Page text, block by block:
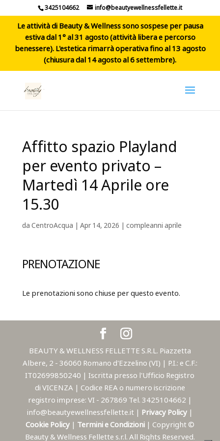
3425104662 info@beautyewellnessfellette.it
Le attività di Beauty & Wellness sono sospese per pausa
estiva dal 1° al 31 agosto (attività libera e percorso
benessere). L'estetica rimarrà operativa fino al 13 agosto
(chiusura dal 14 agosto al 6 settembre).
Affitto spazio Playland
per evento privato –
Martedì 14 Aprile ore
15.30
daCentroAcqua | Apr 14, 2026 | compleanni aprile
PRENOTAZIONE
Le prenotazioni sono chiuse per questo evento.
BEAUTY & WELLNESS FELLETTE S.R.L. Piazzetta
Albere, 2 - 36060 Romano d'Ezzelino (VI) | P.I.: e C.F.:
IT02699850240 | Iscritta presso l'Ufficio Registro
di VICENZA | Codice REA o numero iscrizione
registro imprese: VI - 267869 Tel. 3425104662 |
info@beautyewellnessfellette.it | Privacy Policy |
Cookie Policy | Termini e Condizioni | Copyright ©
Beauty & Wellness Fellette s.r.l. All Rights Reserved.